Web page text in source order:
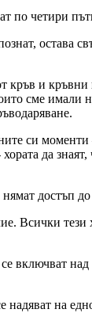
по четири
остава
кръв и
сме имали
си
да
достъп
Всички
включват
на